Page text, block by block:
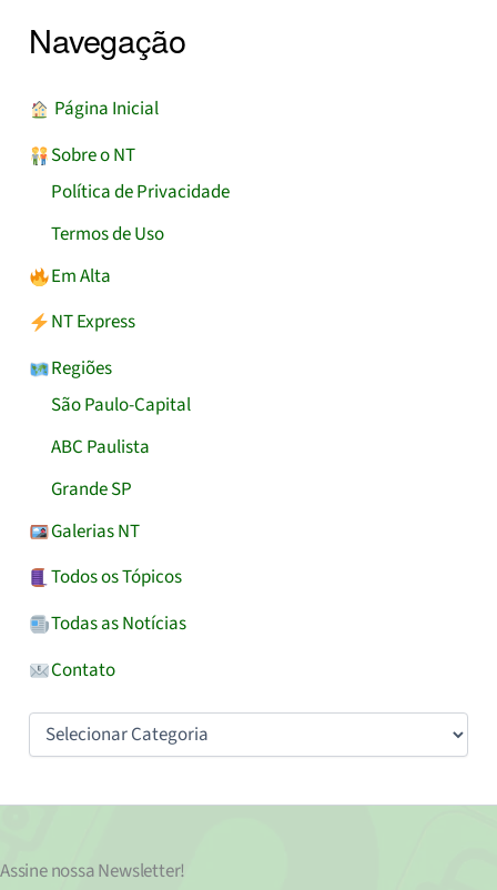
Navegação
︎ Página Inicial
Sobre o NT
Política de Privacidade
Termos de Uso
Em Alta
NT Express
Regiões
São Paulo-Capital
ABC Paulista
Grande SP
Galerias NT
Todos os Tópicos
Todas as Notícias
Contato
Assine nossaNewsletter!